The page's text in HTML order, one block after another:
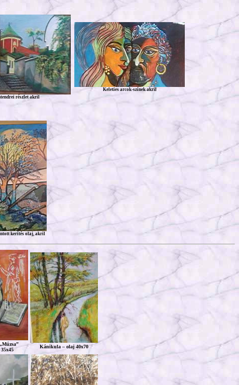
részlet akril
Keleties arcok-színek akril
kerítés olaj, akril
Kánikula – olaj 40x70